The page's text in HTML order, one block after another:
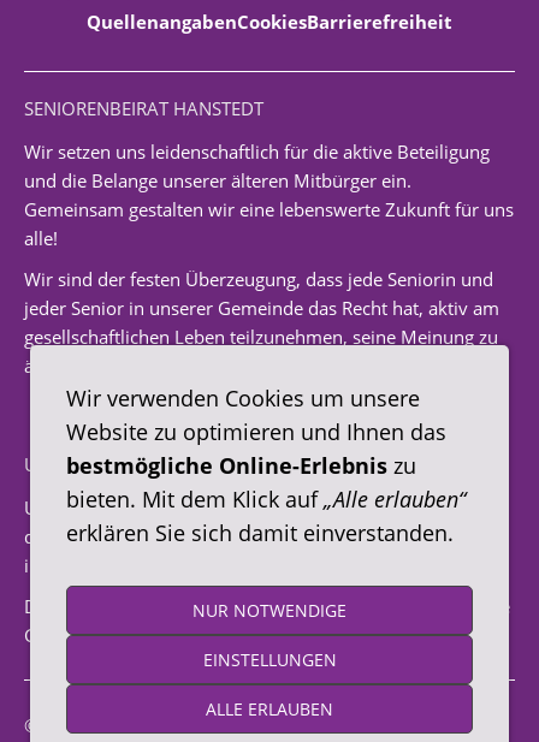
QuellenangabenCookiesBarrierefreiheit
SENIORENBEIRAT HANSTEDT
Wir setzen uns leidenschaftlich für die aktive Beteiligung
und die Belange unserer älteren Mitbürger ein.
Gemeinsam gestalten wir eine lebenswerte Zukunft für uns
alle!
Wir sind der festen Überzeugung, dass jede Seniorin und
jeder Senior in unserer Gemeinde das Recht hat, aktiv am
gesellschaftlichen Leben teilzunehmen, seine Meinung zu
äußern und dabei unterstützt zu werden.
UNSERE VISION FÜR DIE ZUKUNFT
Unsere Vision ist es, Hanstedt zu einem Ort zu machen, an
dem sich alle Seniorinnen und Senioren wertgeschätzt,
integriert und unterstützt fühlen.
Durch Kommunikation und Transparenz wollen wir unsere
Gemeinde zu einem Vorbild für andere Orte machen.
© 2026 Seniorenbeirat Hanstedt
Wir verwenden Cookies um unsere
Website zu optimieren und Ihnen das
bestmögliche Online-Erlebnis zu
bieten. Mit dem Klick auf„Alle erlauben“
erklären Sie sich damit einverstanden.
NUR NOTWENDIGE
EINSTELLUNGEN
ALLE ERLAUBEN